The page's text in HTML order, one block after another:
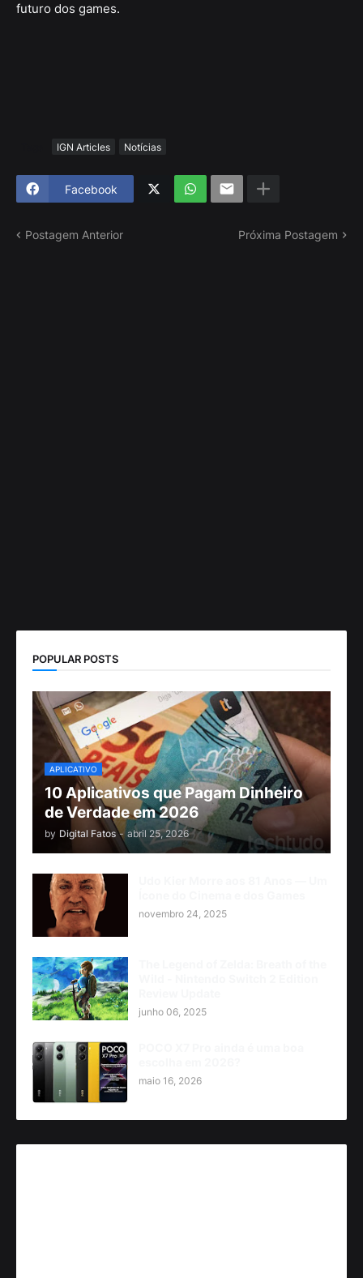
futuro dos games.
IGN Articles Notícias
Facebook
Postagem Anterior Próxima Postagem
POPULAR POSTS
APLICATIVO
10 Aplicativos que Pagam Dinheiro
de Verdade em 2026
by Digital Fatos - abril 25, 2026
novembro 24, 2025
junho 06, 2025
maio 16, 2026